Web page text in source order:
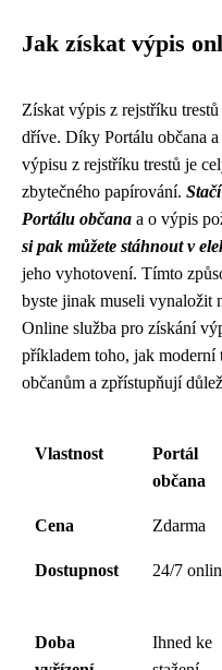
Jak získat výpis
Získat výpis z rejstříku
dříve. Díky Portálu občana
výpisu z rejstříku trestů je
zbytečného papírování.
Portálu občana a o výpis
si pak můžete stáhnout v
jeho vyhotovení. Tímto
byste jinak museli vynaložit
Online služba pro získání
příkladem toho, jak
občanům a zpřístupňují
Vlastnost
Portál
občana
Cena Zdarma
Dostupnost 24/7
Doba
Ihned ke